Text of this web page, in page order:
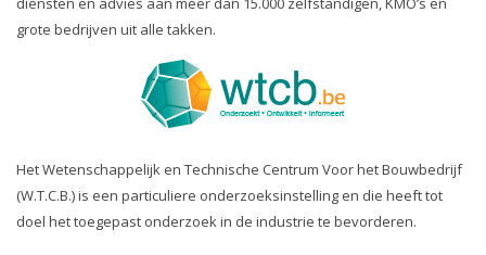
grote bedrijven uit alle takken.
Het Wetenschappelijk en Technische Centrum Voor het Bouwbedrijf
(W.T.C.B.) is een particuliere onderzoeksinstelling en die heeft tot
doel het toegepast onderzoek in de industrie te bevorderen.